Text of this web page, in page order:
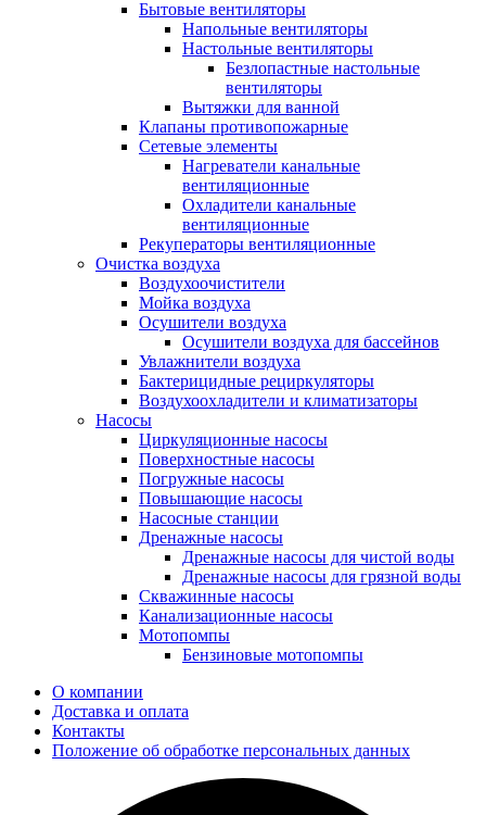
Бытовые вентиляторы
Напольные вентиляторы
Настольные вентиляторы
Безлопастные настольные
вентиляторы
Вытяжки для ванной
Клапаны противопожарные
Сетевые элементы
Нагреватели канальные
вентиляционные
Охладители канальные
вентиляционные
Рекуператоры вентиляционные
Очистка воздуха
Воздухоочистители
Мойка воздуха
Осушители воздуха
Осушители воздуха для бассейнов
Увлажнители воздуха
Бактерицидные рециркуляторы
Воздухоохладители и климатизаторы
Насосы
Циркуляционные насосы
Поверхностные насосы
Погружные насосы
Повышающие насосы
Насосные станции
Дренажные насосы
Дренажные насосы для чистой воды
Дренажные насосы для грязной воды
Скважинные насосы
Канализационные насосы
Мотопомпы
Бензиновые мотопомпы
О компании
Доставка и оплата
Контакты
Положение об обработке персональных данных